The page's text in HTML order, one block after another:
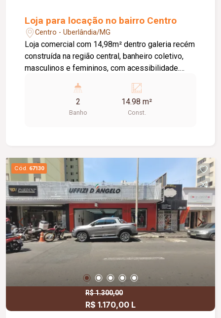
Loja para locação no bairro Centro
Centro - Uberlândia/MG
Loja comercial com 14,98m² dentro galeria recém
construída na região central, banheiro coletivo,
masculinos e femininos, com acessibilidade.
espaçosas, corredores largos, praça de
alimentação, WI-FI, zelador e sistema de
monitoramento.
2
Banho
14.98 m²
Const.
Cód. 67130
R$ 1.300,00
R$ 1.170,00 L